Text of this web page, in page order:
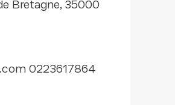
Bretagne, 35000
0223617864